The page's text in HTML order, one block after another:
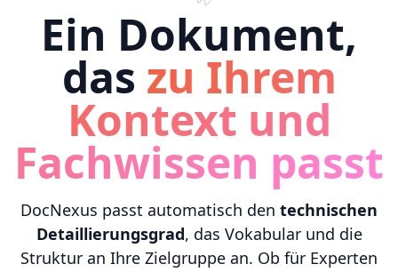
Ein Dokument,
das zu Ihrem
Kontext und
Fachwissen passt
DocNexus passt automatisch den technischen
Detaillierungsgrad, das Vokabular und die
Struktur an Ihre Zielgruppe an. Ob für Experten